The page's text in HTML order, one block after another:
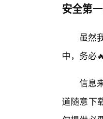
安全第
虽然
中，务必
信息
道随意下